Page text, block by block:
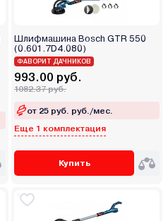
Шлифмашина Bosch GTR 550
(0.601.7D4.080)
ФАВОРИТ ДАЧНИКОВ
993.00 руб.
1082.37 руб.
от 25 руб. руб./мес.
Еще 1 комплектация
Купить